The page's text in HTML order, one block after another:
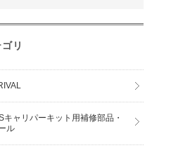
リ
キャリパーキット用補修部品・
ル